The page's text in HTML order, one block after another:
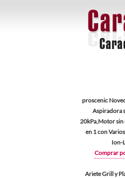
proscenic
Aspiradora
20kPa,Motor sin
en 1 con
Ion-
Comprar
Ariete Grill y